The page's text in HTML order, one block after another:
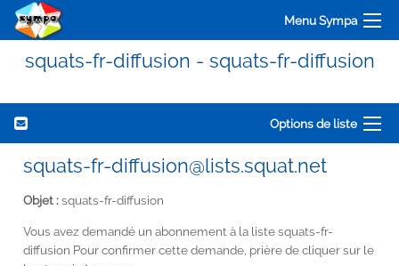
Menu Sympa
squats-fr-diffusion - squats-fr-diffusion
Options de liste
squats-fr-diffusion@lists.squat.net
Objet :squats-fr-diffusion
Vous avez demandé un abonnement à la liste squats-fr-
diffusion Pour confirmer cette demande, prière de cliquer sur le